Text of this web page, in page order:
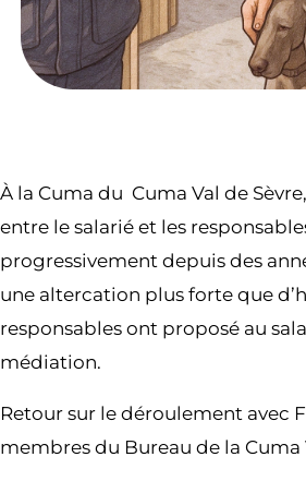
À la Cuma du Cuma Val de
entre le salarié et les
progressivement depuis des
une altercation plus forte que
responsables ont proposé au
médiation.
Retour sur le déroulement avec
membres du Bureau de la Cuma